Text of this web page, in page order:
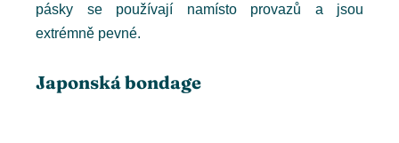
pásky se používají namísto provazů a jsou
extrémně pevné.
Japonská bondage